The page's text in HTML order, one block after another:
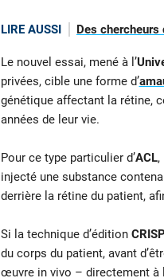
LIRE AUSSI Des
Le nouvel essai, mené à l’
privées, cible une forme d’
génétique affectant la rétine,
années de leur vie.
Pour ce type particulier d’ACL,
injecté une substance
derrière la rétine du patient,
Si la technique d’édition
du corps du patient, avant
œuvre in vivo – directement à